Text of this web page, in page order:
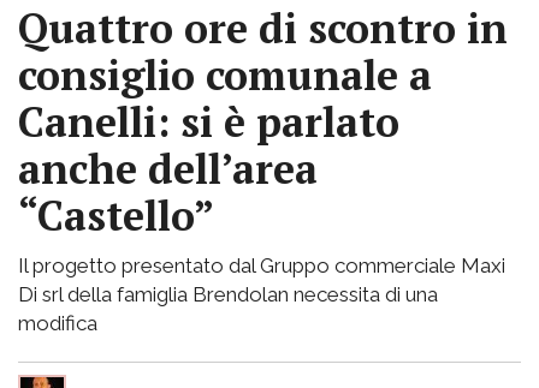
Quattro ore di scontro in
consiglio comunale a
Canelli: si è parlato
anche dell’area
“Castello”
Il progetto presentato dal Gruppo commerciale Maxi
Di srl della famiglia Brendolan necessita di una
modifica